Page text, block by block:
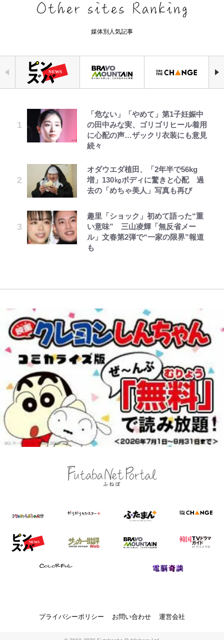
媒体別人気記事
「危ない」「やめて」第1子妊娠中
の田中みな実、ゴリゴリヒール着用
に心配の声…ザックリ衣装にも意見
続々
オダウエダ植田、「2年半で56kg
増」130㎏ボディに驚きと心配 過
去の「めちゃ美人」写真も再び
趣里「ショック」初めて語った“重
い意味” 三山凌輝「無反省メー
ル」文春第2弾で“一家の限界”報道
も
荒々しい「火山帯」の一端にいるこ
とを体感！ 登頂約10分でも大迫力
「吾妻小富士」火口を1周する「1
時間半ハイキング」パノラマ絶景レ
アユは「怒らせて掛ける」魚だっ
た！ ルアーを追わせて釣りあげる
おもしろさを知る
やってはいけない！「キャンプツー
リング」での「NGパッキング」7
元衆院議員・山尾志桜里が語る誹謗
中傷動画…「計り知れない」切り抜
き落選運動の影響と今語る「保育園
落ちた日本死ね」
誹謗中傷も「『そうせざるを得ない
事情』がある」…山尾志桜里が
SNSのバッシングにも向き合う理
武田久美子が語る23年ぶり写真集
の裏側…57歳の妥協なき美ボディ
と「貝殻水着」を超える伝説の衣装
空の轍と大地の雲と 第1回
著
公式-婚約破棄されたのでお掃除メ
イドになったら笑わない貴公子様に
溺愛されました 第27話(3)
るのに疲れました ~便利屋扱いする
国は捨て“白魔導士”となり旅に出
る~ 第12話(1)
公式-最強宮廷指南役のおっさん、
追放された僻地で無双する~幻とな
った種族の美少女たちを育てて辺境
を開拓~ 第23話(3)
浅草は日本の心だゾ
ファミマと『VIVANT』第2シーズ
ンのコラボがスタート！ “別班饅
頭”や限定グッズ登場にファン感激
「これは買うしかない！」
『ONE PIECE』今後の展開に絡ん
できそうな「意味深な表紙連載」
「神」エネルの月での展開に、元王
南や和也だけじゃない！『タッチ』
上杉達也の才能を「いち早く見出し
た人物たち」
｢お土産最高すぎ笑｣｢どうやって入
手？｣ブライトン帰還の三笘薫、同
僚に“ポケカ”をプレゼント！｢薫の
笑顔見れてよかった｣｢大喜びのリ
W杯クオーター制への大反発か、
FIFA会長を追い詰めた｢欧州のボイ
の野望と2度のオウンゴール、来年
3月の会長選】(3)
｢モデルやってる｣｢かっけぇ｣三笘
て…｣
プライバシーポリシー お問い合わせ 運営会社